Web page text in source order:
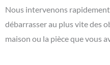
Nous intervenons
débarrasser au plus vite des
maison ou la pièce que vous